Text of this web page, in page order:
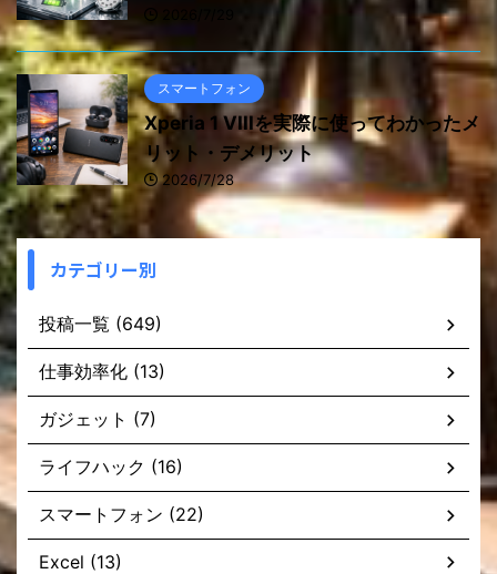
スマートフォン
Xperia 1 VIIIを実際に使ってわかったメ
リット・デメリット
2026/7/28
カテゴリー別
投稿一覧 (649)
仕事効率化 (13)
ガジェット (7)
ライフハック (16)
スマートフォン (22)
Excel (13)